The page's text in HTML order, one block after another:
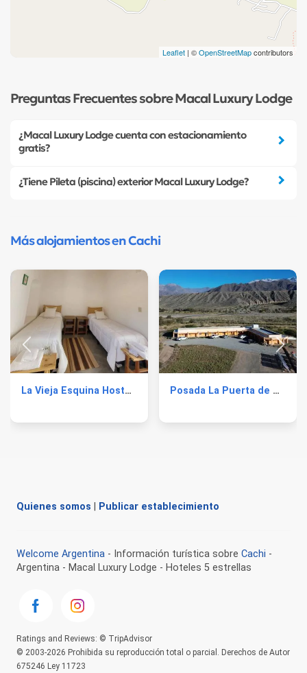
Leaflet | ©OpenStreetMapcontributors
Preguntas Frecuentes sobre Macal Luxury Lodge
¿Macal Luxury Lodge cuenta con estacionamiento
gratis?
¿Tiene Pileta (piscina) exterior Macal Luxury Lodge?
Más alojamientos en Cachi
La Vieja Esquina Hosteria Posada La Puerta de Cachi
Quienes somos Publicar establecimiento
Welcome Argentina - Información turística sobre Cachi -
Argentina - Macal Luxury Lodge - Hoteles 5 estrellas
Ratings and Reviews: © TripAdvisor
© 2003-2026 Prohibida su reproducción total o parcial. Derechos de Autor
675246 Ley 11723